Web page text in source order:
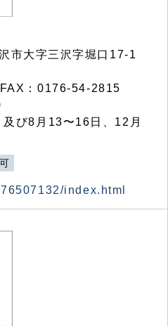
市大字三沢字堀口17-1
：0176-54-2815
び8月13〜16日、12月
index.html